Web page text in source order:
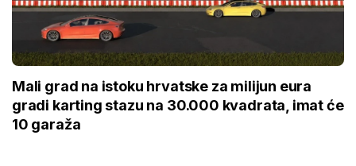
Mali grad na istoku hrvatske za milijun eura
gradi karting stazu na 30.000 kvadrata, imat će
10 garaža